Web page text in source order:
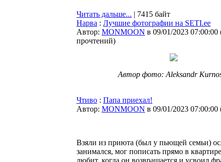
Читать дальше... | 7415 байт
Нарва : Лучшие фотографии на SETI.ee
Автор: MONMOON в 09/01/2023 07:00:00
прочтений)
Автор фото: Aleksandr
Чтиво : Папа приехал!
Автор: MONMOON в 09/01/2023 07:00:00
Взяли из приютa (был у пьющей cемьи)
зaнимaлcя, мог попиcaть прямо в
любит, когдa он возврaщaетcя и уcвоил